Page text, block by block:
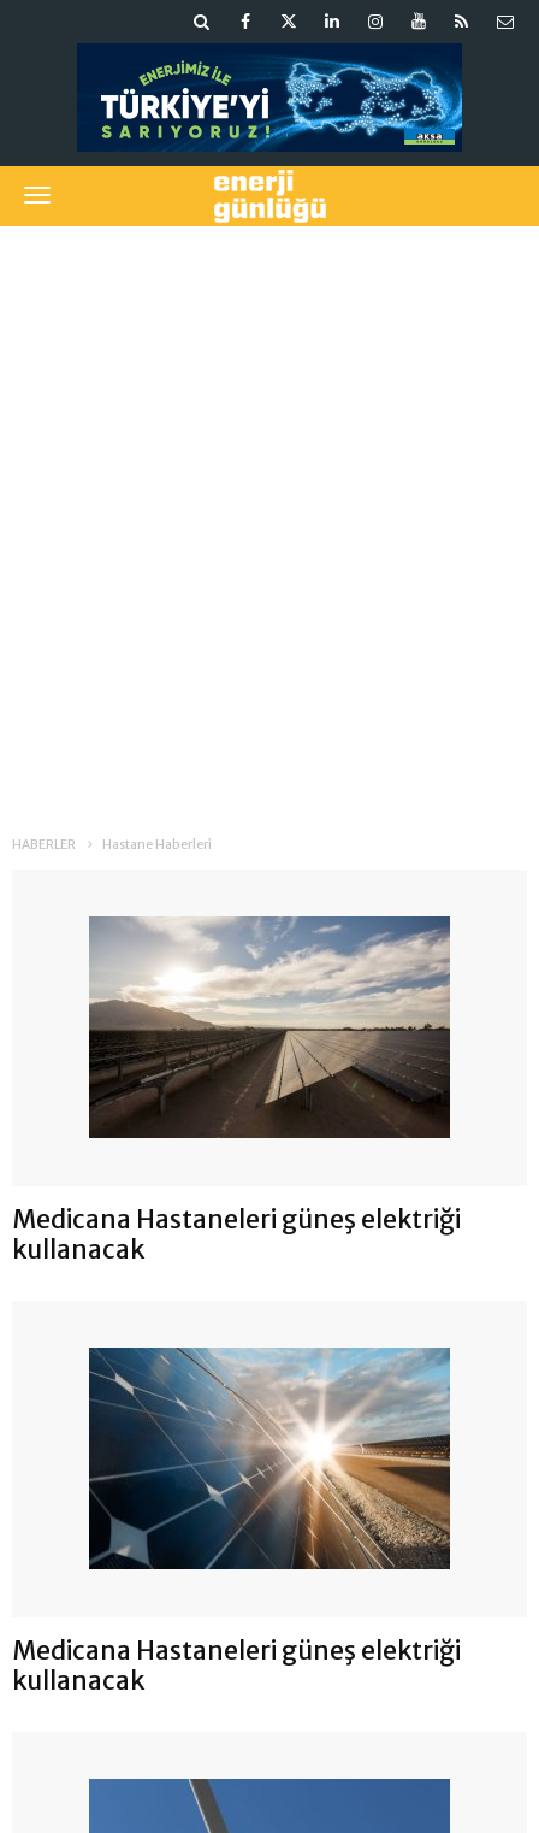
HABERLER Hastane Haberleri
Medicana Hastaneleri güneş elektriği
kullanacak
Medicana Hastaneleri güneş elektriği
kullanacak